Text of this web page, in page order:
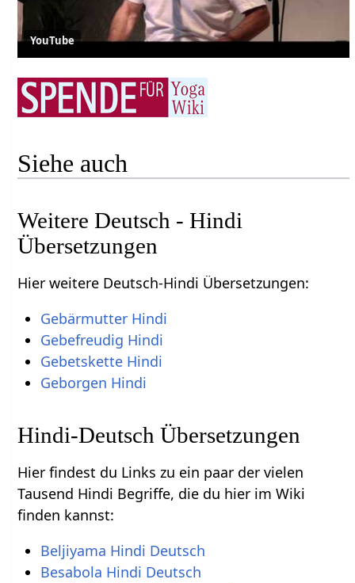
YouTube
Siehe auch
Weitere Deutsch - Hindi
Übersetzungen
Hier weitere Deutsch-Hindi Übersetzungen:
Gebärmutter Hindi
Gebefreudig Hindi
Gebetskette Hindi
Geborgen Hindi
Hindi-Deutsch Übersetzungen
Hier findest du Links zu ein paar der vielen
Tausend Hindi Begriffe, die du hier im Wiki
finden kannst:
Beljiyama Hindi Deutsch
Besabola Hindi Deutsch